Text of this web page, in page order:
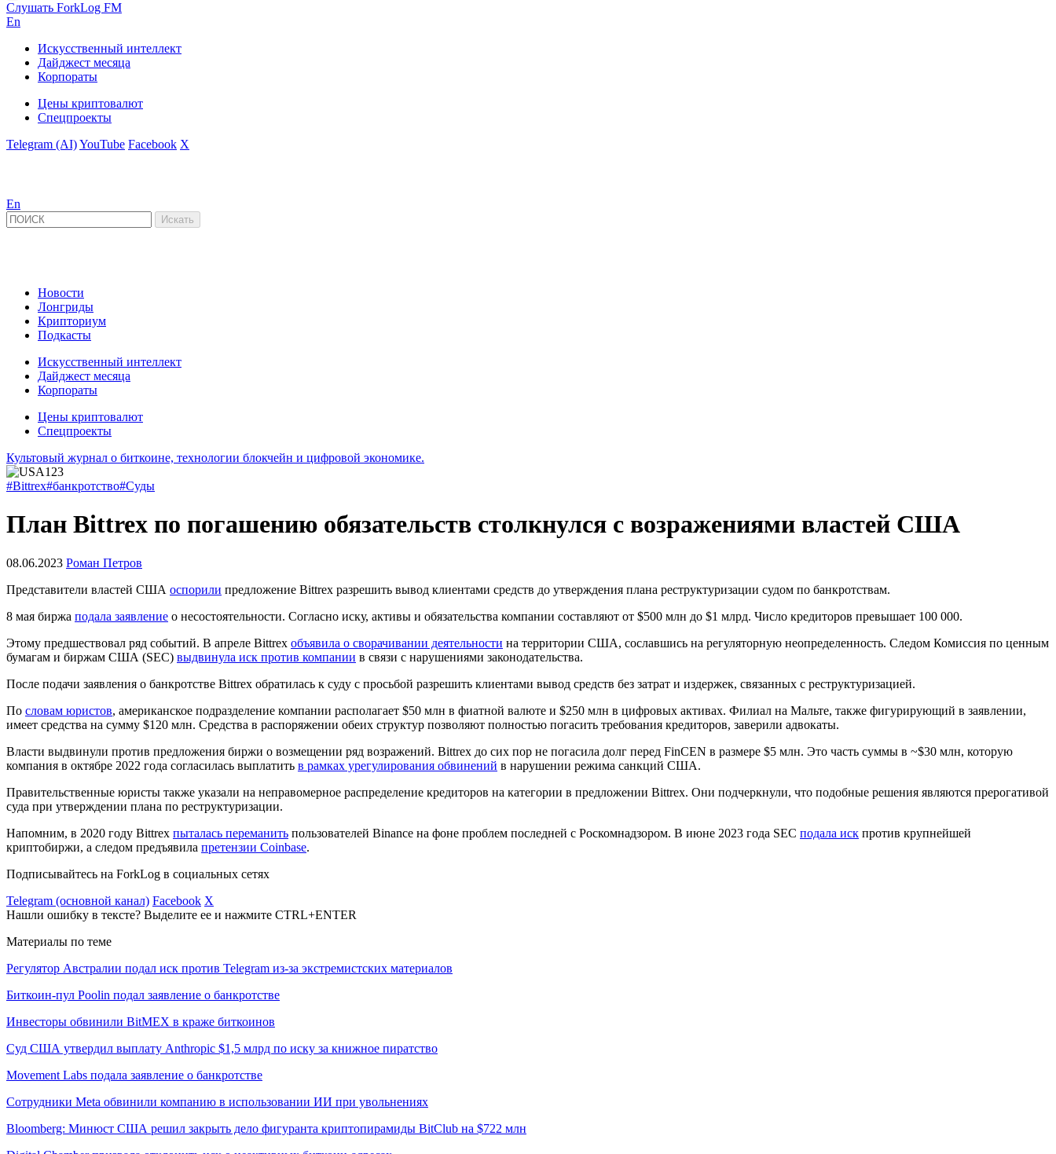
Слушать ForkLog FM
En
Искусственный интеллект
Дайджест месяца
Корпораты
Цены криптовалют
Спецпроекты
Telegram (AI)YouTube Facebook X
En
Новости
Лонгриды
Крипториум
Подкасты
Искусственный интеллект
Дайджест месяца
Корпораты
Цены криптовалют
Спецпроекты
Культовый журнал о биткоине, технологии блокчейн и цифровой экономике.
#Bittrex#банкротство#Суды
План Bittrex по погашению обязательств столкнулся с возражениями властей США
08.06.2023 Роман Петров
Представители властей США оспорили предложение Bittrex разрешить вывод клиентами средств до утверждения плана реструктуризации судом по банкротствам.
8 мая биржа подала заявление о несостоятельности. Согласно иску, активы и обязательства компании составляют от $500 млн до $1 млрд. Число кредиторов превышает 100 000.
Этому предшествовал ряд событий. В апреле Bittrex объявила о сворачивании деятельности на территории США, сославшись на регуляторную неопределенность. Следом Комиссия по ценным
бумагам и биржам США (SEC) выдвинула иск против компании в связи с нарушениями законодательства.
После подачи заявления о банкротстве Bittrex обратилась к суду с просьбой разрешить клиентами вывод средств без затрат и издержек, связанных с реструктуризацией.
По словам юристов, американское подразделение компании располагает $50 млн в фиатной валюте и $250 млн в цифровых активах. Филиал на Мальте, также фигурирующий в заявлении,
имеет средства на сумму $120 млн. Средства в распоряжении обеих структур позволяют полностью погасить требования кредиторов, заверили адвокаты.
Власти выдвинули против предложения биржи о возмещении ряд возражений. Bittrex до сих пор не погасила долг перед FinCEN в размере $5 млн. Это часть суммы в ~$30 млн, которую
компания в октябре 2022 года согласилась выплатить в рамках урегулирования обвинений в нарушении режима санкций США.
Правительственные юристы также указали на неправомерное распределение кредиторов на категории в предложении Bittrex. Они подчеркнули, что подобные решения являются прерогативой
суда при утверждении плана по реструктуризации.
Напомним, в 2020 году Bittrex пыталась переманить пользователей Binance на фоне проблем последней с Роскомнадзором. В июне 2023 года SEC подала иск против крупнейшей
криптобиржи, а следом предъявила претензии Coinbase.
Подписывайтесь на ForkLog в социальных сетях
Telegram (основной канал) Facebook X
Нашли ошибку в тексте? Выделите ее и нажмите CTRL+ENTER
Материалы по теме
Регулятор Австралии подал иск против Telegram из-за экстремистских материалов
Биткоин-пул Poolin подал заявление о банкротстве
Инвесторы обвинили BitMEX в краже биткоинов
Суд США утвердил выплату Anthropic $1,5 млрд по иску за книжное пиратство
Movement Labs подала заявление о банкротстве
Сотрудники Meta обвинили компанию в использовании ИИ при увольнениях
Bloomberg: Минюст США решил закрыть дело фигуранта криптопирамиды BitClub на $722 млн